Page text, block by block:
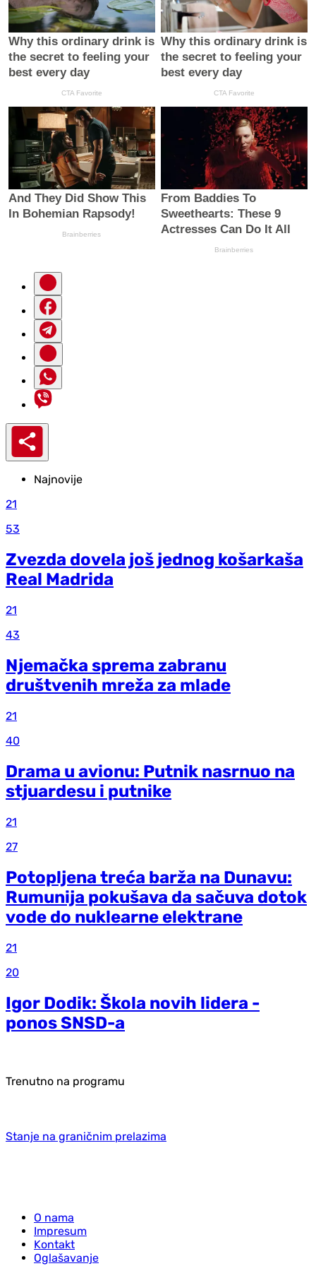
Najnovije
21
53
Zvezda dovela još jednog košarkaša
Real Madrida
21
43
Njemačka sprema zabranu
društvenih mreža za mlade
21
40
Drama u avionu: Putnik nasrnuo na
stjuardesu i putnike
21
27
Potopljena treća barža na Dunavu:
Rumunija pokušava da sačuva dotok
vode do nuklearne elektrane
21
20
Igor Dodik: Škola novih lidera -
ponos SNSD-a
Trenutno na programu
Stanje na graničnim prelazima
O nama
Impresum
Kontakt
Oglašavanje